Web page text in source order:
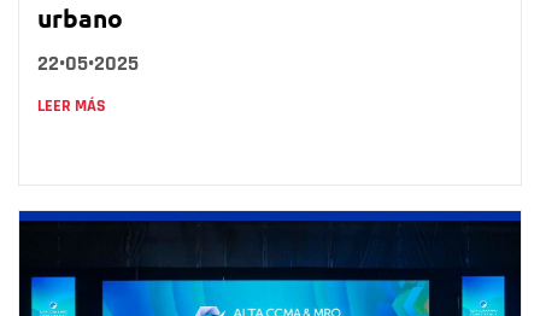
urbano
22•05•2025
LEER MÁS